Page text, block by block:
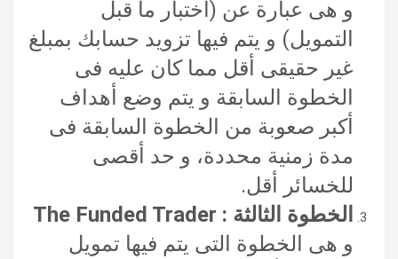
و هى عبارة عن (اختبار ما قبل
التمويل) و يتم فيها تزويد حسابك بمبلغ
غير حقيقى أقل مما كان عليه فى
الخطوة السابقة و يتم وضع أهداف
أكبر صعوبة من الخطوة السابقة فى
مدة زمنية محددة، و حد أقصى
للخسائر أقل.
الخطوة الثالثة : The Funded Trader
و هى الخطوة التى يتم فيها تمويل